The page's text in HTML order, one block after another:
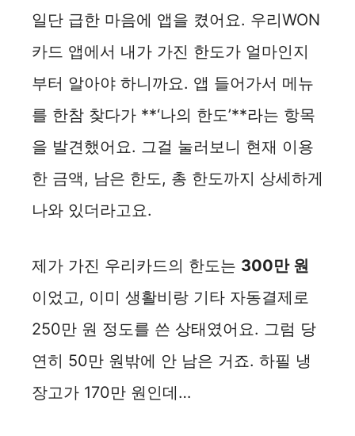
d
e
o
일단 급한 마음에 앱을 켰어요. 우리WON
카드 앱에서 내가 가진 한도가 얼마인지
부터 알아야 하니까요. 앱 들어가서 메뉴
를 한참 찾다가 **‘나의 한도’**라는 항목
을 발견했어요. 그걸 눌러보니 현재 이용
한 금액, 남은 한도, 총 한도까지 상세하게
나와 있더라고요.
제가 가진 우리카드의 한도는 300만 원
이었고, 이미 생활비랑 기타 자동결제로
250만 원 정도를 쓴 상태였어요. 그럼 당
연히 50만 원밖에 안 남은 거죠. 하필 냉
장고가 170만 원인데…